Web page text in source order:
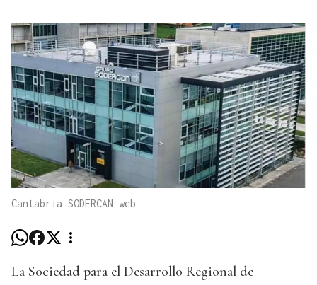
Cantabria SODERCAN web
La Sociedad para el Desarrollo Regional de